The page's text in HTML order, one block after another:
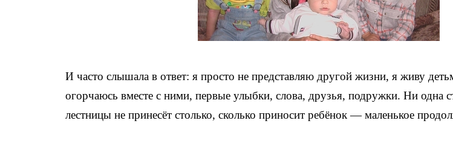
И часто слышала в ответ: я просто не представляю другой жизни, я живу
огорчаюсь вместе с ними, первые улыбки, слова, друзья, подружки. Ни одна
лестницы не принесёт столько, сколько приносит ребёнок — маленькое